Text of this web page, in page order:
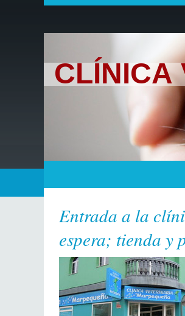
CLÍNICA
Entrada a la
espera; tienda y